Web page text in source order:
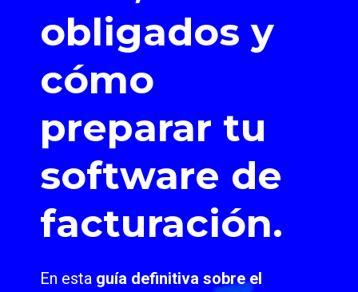
obligados y
cómo
preparar tu
software de
facturación.
En esta guía definitiva sobre el